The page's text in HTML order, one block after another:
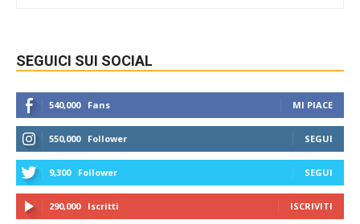
SEGUICI SUI SOCIAL
540,000 Fans MI PIACE
550,000 Follower SEGUI
9,300 Follower SEGUI
290,000 Iscritti ISCRIVITI